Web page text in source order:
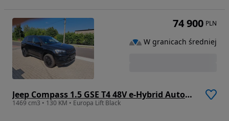
Jeep Compass 1.5 GSE T4 48V e-Hybrid Automatik Night Eagle
1469 cm3 • 130 KM • Europa Lift Black
74 900 PLN
W granicach średniej